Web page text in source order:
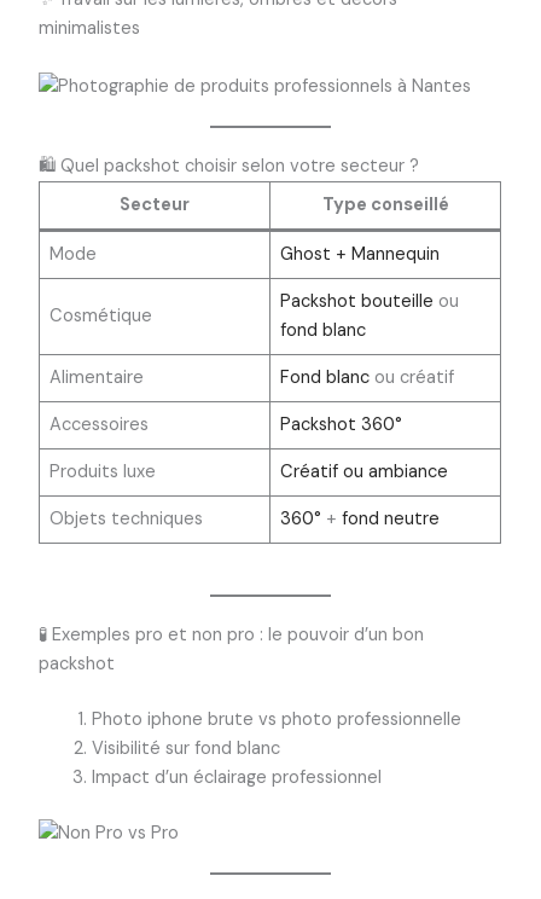
minimalistes
🛍️ Quel packshot choisir selon votre secteur ?
Secteur
Type conseillé
Mode Ghost + Mannequin
Cosmétique
Packshot bouteille ou
fond blanc
Alimentaire Fond blancou créatif
Accessoires Packshot 360°
Produits luxe Créatif ou ambiance
Objets techniques 360° + fond neutre
🧪 Exemples pro et non pro : le pouvoir d’un bon
packshot
Photo iphone brute vs photo professionnelle
Visibilité sur fond blanc
Impact d’un éclairage professionnel